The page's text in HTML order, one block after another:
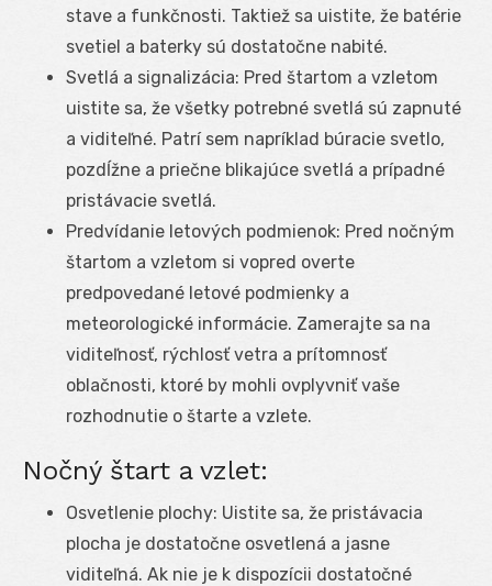
stave a funkčnosti. Taktiež sa uistite, že batérie
svetiel a baterky sú dostatočne nabité.
Svetlá a signalizácia: Pred štartom a vzletom
uistite sa, že všetky potrebné svetlá sú zapnuté
a viditeľné. Patrí sem napríklad búracie svetlo,
pozdĺžne a priečne blikajúce svetlá a prípadné
pristávacie svetlá.
Predvídanie letových podmienok: Pred nočným
štartom a vzletom si vopred overte
predpovedané letové podmienky a
meteorologické informácie. Zamerajte sa na
viditeľnosť, rýchlosť vetra a prítomnosť
oblačnosti, ktoré by mohli ovplyvniť vaše
rozhodnutie o štarte a vzlete.
Nočný štart a vzlet:
Osvetlenie plochy: Uistite sa, že pristávacia
plocha je dostatočne osvetlená a jasne
viditeľná. Ak nie je k dispozícii dostatočné